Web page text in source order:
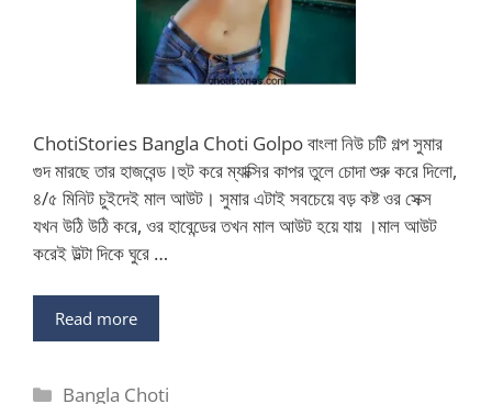
ChotiStories Bangla Choti Golpo বাংলা নিউ চটি গল্প সুমার
গুদ মারছে তার হাজবেন্ড।হুট করে ম্যাক্সির কাপর তুলে চোদা শুরু করে দিলো,
৪/৫ মিনিট চুইদেই মাল আউট। সুমার এটাই সবচেয়ে বড় কষ্ট ওর সেক্স
যখন উঠি উঠি করে, ওর হাবেন্ডের তখন মাল আউট হয়ে যায় ।মাল আউট
করেই উল্টা দিকে ঘুরে …
Read more
Categories
Bangla Choti